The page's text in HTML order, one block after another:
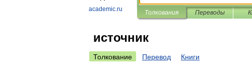
academic.ru Толкования Переводы
источник
Толкование Перевод Книги